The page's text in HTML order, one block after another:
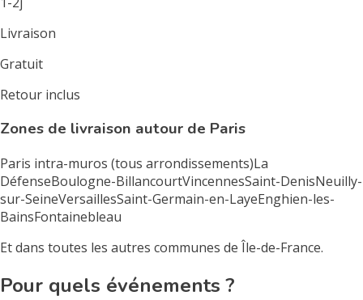
Livraison
Gratuit
Retour inclus
Zones de livraison autour de Paris
Paris intra-muros (tous arrondissements)La
DéfenseBoulogne-BillancourtVincennesSaint-DenisNeuilly-
sur-SeineVersaillesSaint-Germain-en-LayeEnghien-les-
BainsFontainebleau
Et dans toutes les autres communes de Île-de-France.
Pour quels événements ?